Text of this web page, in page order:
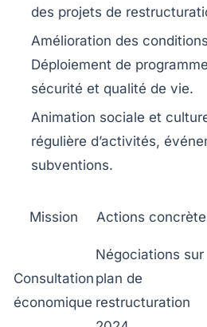
des projets de
Amélioration des
Déploiement de
sécurité et qualité de vie.
Animation sociale et
régulière d’activités,
subventions.
Mission Actions
Consultation
économique
Négociations sur
plan de
restructuration